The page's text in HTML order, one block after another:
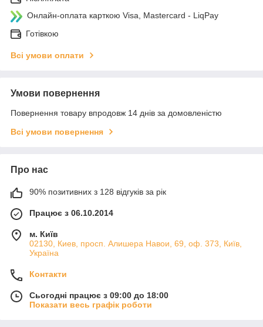
Онлайн-оплата карткою Visa, Mastercard - LiqPay
Готівкою
Всі умови оплати
Умови повернення
Повернення товару впродовж 14 днів за домовленістю
Всі умови повернення
Про нас
90% позитивних з 128 відгуків за рік
Працює з 06.10.2014
м. Київ
02130, Киев, просп. Алишера Навои, 69, оф. 373, Київ,
Україна
Контакти
Сьогодні працює з 09:00 до 18:00
Показати весь графік роботи